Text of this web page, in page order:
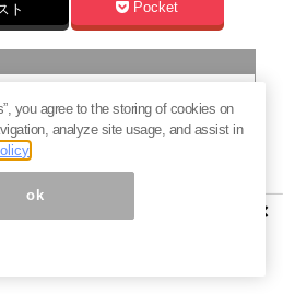
ト Pocket
買いか？決算で見えた“強い事
急騰？AIデータセンター需要の期待
×
you agree to the storing of cookies on
analyze site usage, and assist in
ok